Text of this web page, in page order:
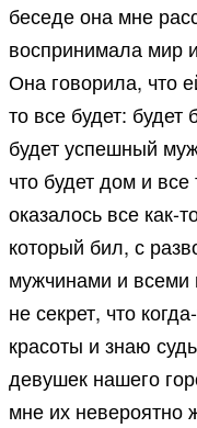
беседе она мне
воспринимала мир
Она говорила, что
то все будет:
будет успешный
что будет дом и
оказалось все как-
который бил, с
мужчинами и
не секрет, что
красоты и знаю
девушек нашего
мне их невероятно